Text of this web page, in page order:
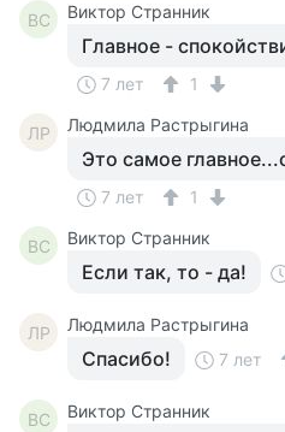
ВС Виктор Странник
Главное -
7 лет 1
ЛР Людмила Растрыгина
Это самое
7 лет 1
ВС Виктор Странник
Если так, то - да!
ЛР Людмила Растрыгина
Спасибо! 7 лет
ВС Виктор Странник